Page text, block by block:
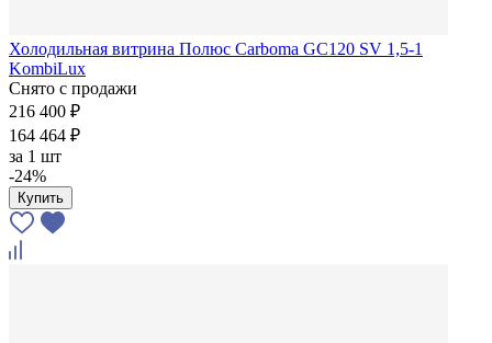
Холодильная витрина Полюс Carboma GC120 SV 1,5-1
KombiLux
Снято с продажи
216 400 ₽
164 464 ₽
за 1 шт
-24%
Купить